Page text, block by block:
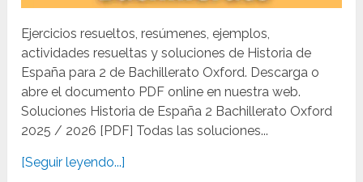
Ejercicios resueltos, resúmenes, ejemplos,
actividades resueltas y soluciones de Historia de
España para 2 de Bachillerato Oxford. Descarga o
abre el documento PDF online en nuestra web.
Soluciones Historia de España 2 Bachillerato Oxford
2025 / 2026 [PDF] Todas las soluciones...
[Seguir leyendo...]